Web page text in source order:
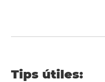
Tips útiles: